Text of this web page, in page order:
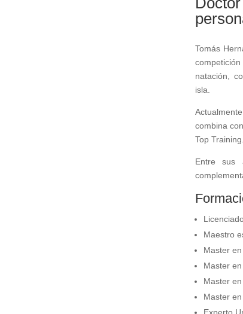
Tomás
natación,
isla.
combina
Top Training.
Entre sus
Maestro
Master
Master
Master
Master